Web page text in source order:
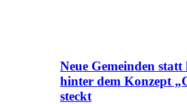
Neue Gemeinden
hinter dem Konzept
steckt